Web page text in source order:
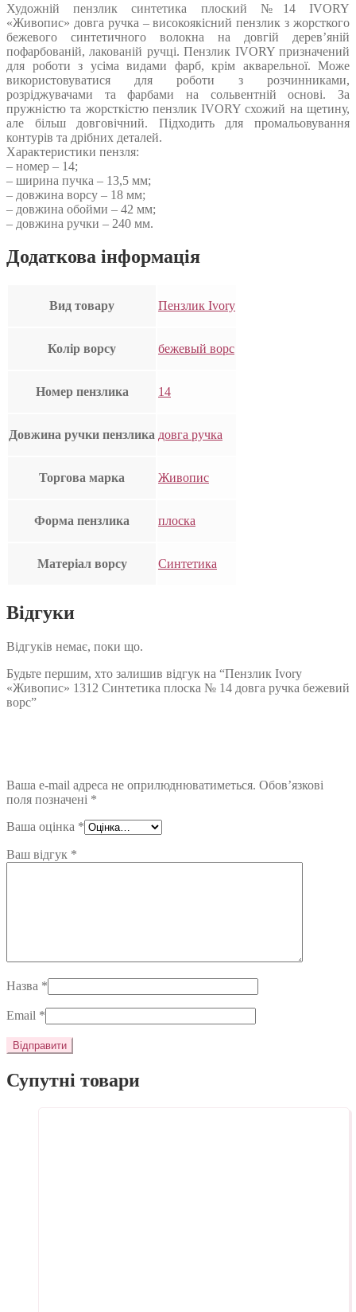
Художній пензлик синтетика плоский №14 IVORY
«Живопис» довга ручка – високоякісний пензлик з жорсткого
бежевого синтетичного волокна на довгій дерев’яній
пофарбованій, лакованій ручці. Пензлик IVORY призначений
для роботи з усіма видами фарб, крім акварельної. Може
використовуватися для роботи з розчинниками,
розріджувачами та фарбами на сольвентній основі. За
пружністю та жорсткістю пензлик IVORY схожий на щетину,
але більш довговічний. Підходить для промальовування
контурів та дрібних деталей.
Характеристики пензля:
– номер – 14;
– ширина пучка – 13,5 мм;
– довжина ворсу – 18 мм;
– довжина обойми – 42 мм;
– довжина ручки – 240 мм.
Додаткова інформація
Вид товару Пензлик Ivory
Колір ворсу бежевый ворс
Номер пензлика 14
Довжина ручки пензлика довга ручка
Торгова марка Живопис
Форма пензлика плоска
Матеріал ворсу Синтетика
Відгуки
Відгуків немає, поки що.
Будьте першим, хто залишив відгук на “Пензлик Ivory
«Живопис» 1312 Синтетика плоска № 14 довга ручка бежевий
ворс”
Ваша e-mail адреса не оприлюднюватиметься. Обов’язкові
поля позначені *
Ваша оцінка *
Ваш відгук *
Назва *
Email *
Супутні товари